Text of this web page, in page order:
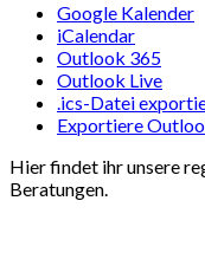
Google Kalender
iCalendar
Outlook 365
Outlook Live
.ics-Datei
Exportiere
Hier findet ihr unsere
Beratungen.